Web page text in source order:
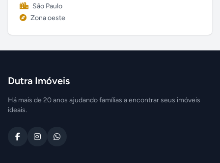
São Paulo
Zona oeste
Dutra Imóveis
Há mais de 20 anos ajudando famílias a encontrar seus imóveis
ideais.